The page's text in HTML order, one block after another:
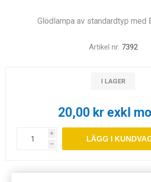
Glödlampa av standardtyp med
Artikel nr: 7392
I LAGER
20,00 kr exkl
i
h
LÄGG I